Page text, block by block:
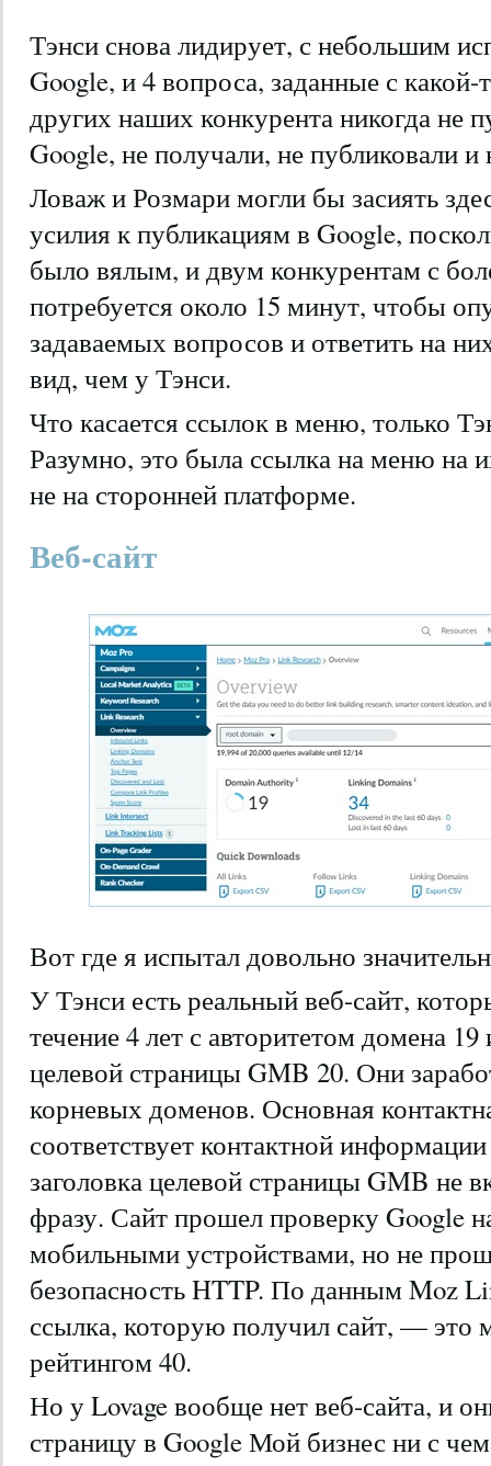
Тэнси снова лидирует, с небольшим
Google, и 4 вопроса, заданные с
других наших конкурента никогда не
Google, не получали, не публиковали
Ловаж и Розмари могли бы засиять
усилия к публикациям в Google,
было вялым, и двум конкурентам с
потребуется около 15 минут, чтобы
задаваемых вопросов и ответить на
вид, чем у Тэнси.
Что касается ссылок в меню, только
Разумно, это была ссылка на меню на
не на сторонней платформе.
Веб-сайт
Вот где я испытал довольно
У Тэнси есть реальный веб-сайт,
течение 4 лет с авторитетом домена
целевой страницы GMB 20. Они
корневых доменов. Основная
соответствует контактной
заголовка целевой страницы GMB не
фразу. Сайт прошел проверку Google
мобильными устройствами, но не
безопасность HTTP. По данным Moz
ссылка, которую получил сайт, — это
рейтингом 40.
Но у Lovage вообще нет веб-сайта, и
страницу в Google Мой бизнес ни с